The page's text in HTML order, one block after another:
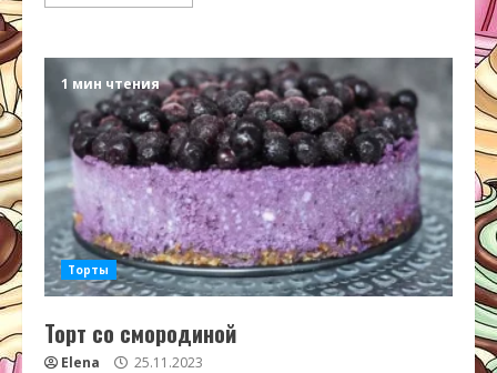
1 мин чтения
Торты
Торт со смородиной
Elena 25.11.2023